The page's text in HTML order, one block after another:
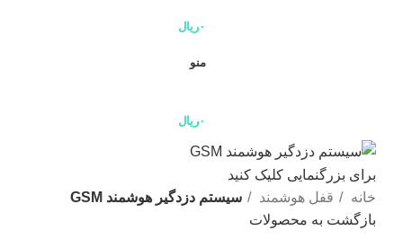
۰ریال
منو
۰ریال
برای بزرگنمایی کلیک کنید
خانه
قفل هوشمند
سیستم دزدگیر هوشمند GSM
بازگشت به محصولات